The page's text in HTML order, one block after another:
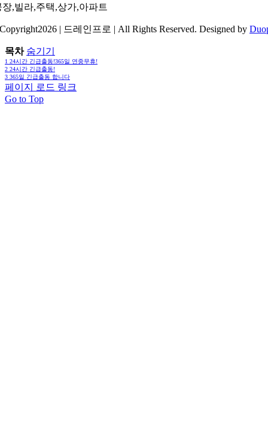
장,빌라,주택,상가,아파트
| 드레인프로 | All Rights Reserved. Designed by
목차 숨기기
1 24시간 긴급출동!365일 연중무휴!
2 24시간 긴급출동!
3 365일 긴급출동 합니다
페이지 로드 링크
Go to Top